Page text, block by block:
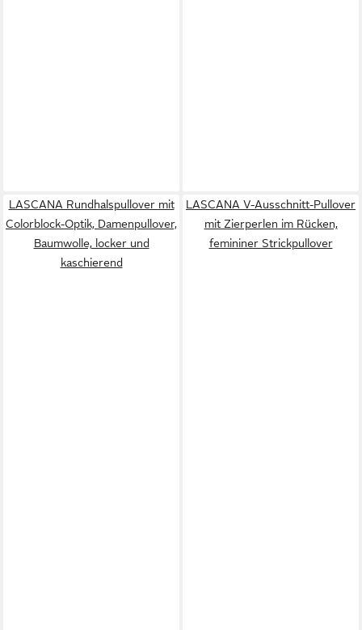
LASCANA Rundhalspullover mit
Colorblock-Optik, Damenpullover,
Baumwolle, locker und
kaschierend
LASCANA V-Ausschnitt-Pullover
mit Zierperlen im Rücken,
femininer Strickpullover